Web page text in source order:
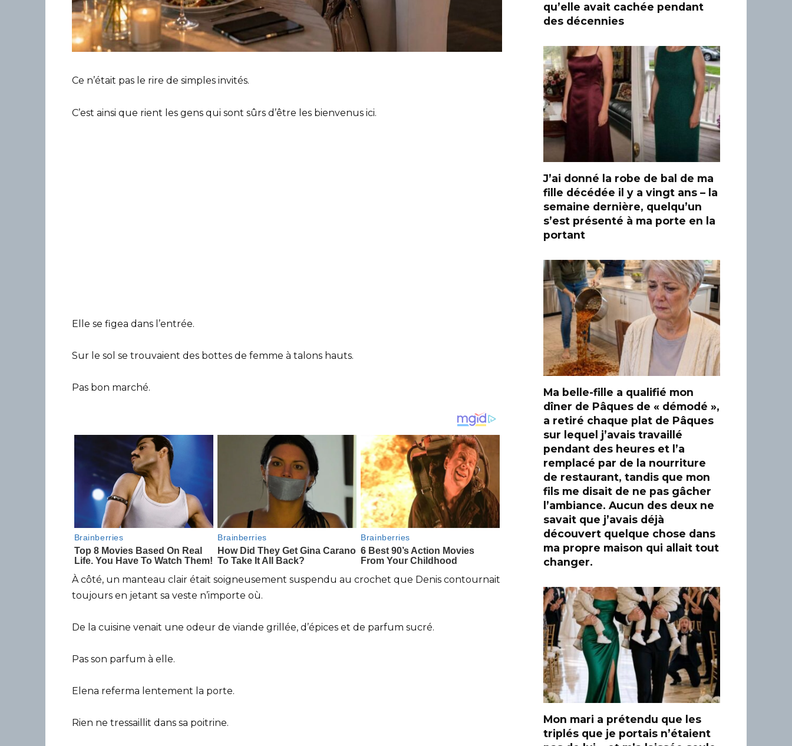
Ce n’était pas le rire de simples invités.
C’est ainsi que rient les gens qui sont sûrs d’être les bienvenus ici.
Elle se figea dans l’entrée.
Sur le sol se trouvaient des bottes de femme à talons hauts.
Pas bon marché.
À côté, un manteau clair était soigneusement suspendu au crochet que Denis contournait
toujours en jetant sa veste n’importe où.
De la cuisine venait une odeur de viande grillée, d’épices et de parfum sucré.
Pas son parfum à elle.
Elena referma lentement la porte.
Rien ne tressaillit dans sa poitrine.
qu’elle avait cachée pendant
des décennies
J’ai donné la robe de bal de ma
fille décédée il y a vingt ans – la
semaine dernière, quelqu’un
s’est présenté à ma porte en la
portant
Ma belle-fille a qualifié mon
dîner de Pâques de « démodé »,
a retiré chaque plat de Pâques
sur lequel j’avais travaillé
pendant des heures et l’a
remplacé par de la nourriture
de restaurant, tandis que mon
fils me disait de ne pas gâcher
l’ambiance. Aucun des deux ne
savait que j’avais déjà
découvert quelque chose dans
ma propre maison qui allait tout
changer.
Mon mari a prétendu que les
triplés que je portais n’étaient